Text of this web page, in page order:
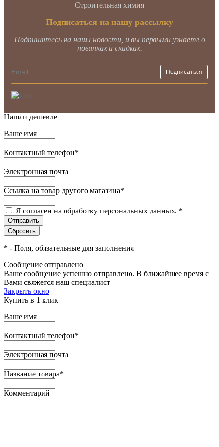
Строительная химия
Подписаться на нашу рассылку
Подпишитесь на наши новости, и вы первыми узнаете о
новинках и скидках.
Нашли дешевле
Ваше имя
Контактный телефон*
Электронная почта
Ссылка на товар другого магазина*
Я согласен на обработку персональных данных. *
* - Поля, обязательные для заполнения
Сообщение отправлено
Ваше сообщение успешно отправлено. В ближайшее время с
Вами свяжется наш специалист
Закрыть окно
Купить в 1 клик
Ваше имя
Контактный телефон*
Электронная почта
Название товара*
Комментарий